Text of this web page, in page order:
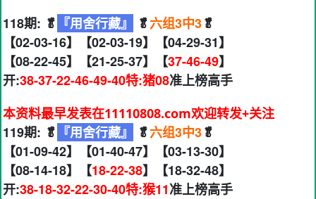
118期: 🥬 『用舍行藏』 🥬六组3中3🥬
【02-03-16】【02-03-19】【04-29-31】
【08-22-45】【21-25-37】【37-46-49】
开:38-37-22-46-49-40特:猪08准上榜高手
本资料最早发表在11110808.com欢迎转发+关注
119期: 🥬 『用舍行藏』 🥬六组3中3🥬
【01-09-42】【01-40-47】【03-13-30】
【08-14-18】【18-22-38】【18-32-48】
开:38-18-32-22-30-40特:猴11准上榜高手